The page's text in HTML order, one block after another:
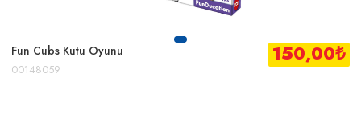
Fun Cubs Kutu Oyunu
00148059
150,00₺